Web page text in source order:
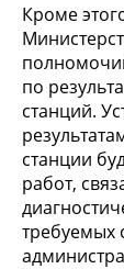
Кроме
по
станций.
станции
работ,
требуемых